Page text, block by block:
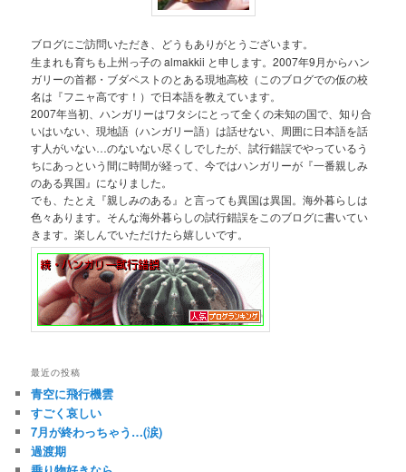
ブログにご訪問いただき、どうもありがとうございます。
生まれも育ちも上州っ子の almakkii と申します。2007年9月からハン
ガリーの首都・ブダペストのとある現地高校（このブログでの仮の校
名は『フニャ高です！）で日本語を教えています。
2007年当初、ハンガリーはワタシにとって全くの未知の国で、知り合
いはいない、現地語（ハンガリー語）は話せない、周囲に日本語を話
す人がいない…のないない尽くしでしたが、試行錯誤でやっているう
ちにあっという間に時間が経って、今ではハンガリーが『一番親しみ
のある異国』になりました。
でも、たとえ『親しみのある』と言っても異国は異国。海外暮らしは
色々あります。そんな海外暮らしの試行錯誤をこのブログに書いてい
きます。楽しんでいただけたら嬉しいです。
最近の投稿
青空に飛行機雲
すごく哀しい
7月が終わっちゃう…(涙)
過渡期